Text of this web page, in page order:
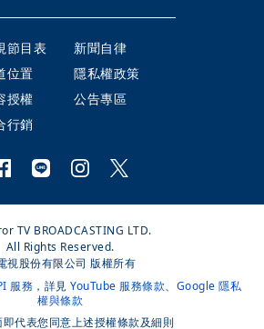
節目表
新聞自律
位置
隱私權政策
授權
公告專區
行銷
TV BROADCASTING LTD.
All Rights Reserved.
視股份有限公司 版權所有
服務 ，詳見 YouTube 服務條款、 Google 隱私
權與條款
代表您同意上述授權條款及細則